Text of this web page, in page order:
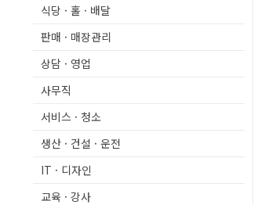
식당 · 홀 · 배달
판매 · 매장관리
상담 · 영업
사무직
서비스 · 청소
생산 · 건설 · 운전
IT · 디자인
교육 · 강사